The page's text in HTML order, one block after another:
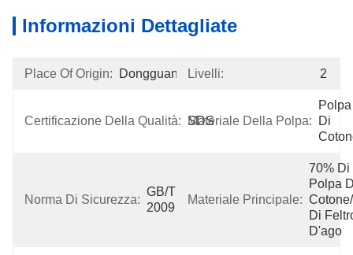
Informazioni Dettagliate
Place Of Origin: Dongguan Livelli: 2
Certificazione Della Qualità: SDS
Materiale Della Polpa:
Polpa
Di
Norma Di Sicurezza:
GB/T18830-
2009
Materiale Principale:
70% Di
Polpa
Di
D'ago